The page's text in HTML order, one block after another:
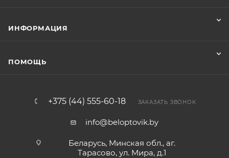
ИНФОРМАЦИЯ
ПОМОЩЬ
+375 (44) 555-60-18 ЗАКАЗАТЬ ЗВОНОК
info@beloptovik.by
Беларусь, Минская обл., аг.
Тарасово, ул. Мира, д.1